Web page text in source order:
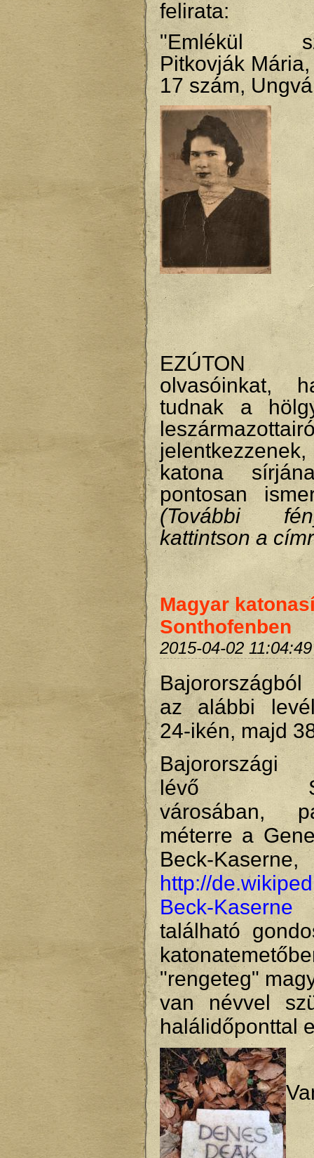
felirata:
"Emlékül
Pitkovják
17 szám,
EZÚTON
olvasóinkat,
tudnak a
katona
pontosan
(További
kattintson a
Magyar
Sonthofenben
2015-04-02 11:04:49
az alábbi
24-ikén, majd
Bajorországi
lévő
városában,
méterre a
Beck-Kaserne,
http://
Beck-Kaserne
található
"rengeteg"
van névvel
halálidőponttal